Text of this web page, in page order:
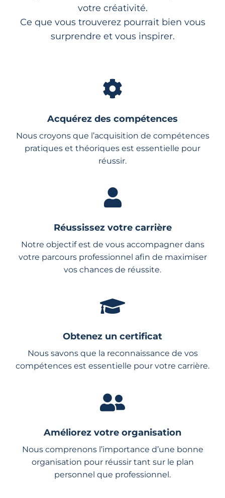
votre créativité.
Ce que vous trouverez pourrait bien vous
surprendre et vous inspirer.
Acquérez des compétences
Nous croyons que l’acquisition de compétences
pratiques et théoriques est essentielle pour
réussir.
Réussissez votre carrière
Notre objectif est de vous accompagner dans
votre parcours professionnel afin de maximiser
vos chances de réussite.
Obtenez un certificat
Nous savons que la reconnaissance de vos
compétences est essentielle pour votre carrière.
Améliorez votre organisation
Nous comprenons l’importance d’une bonne
organisation pour réussir tant sur le plan
personnel que professionnel.